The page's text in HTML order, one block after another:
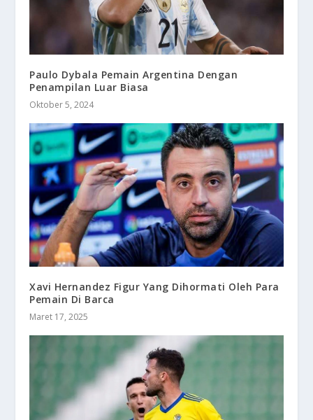
Paulo Dybala Pemain Argentina Dengan
Penampilan Luar Biasa
Oktober 5, 2024
Xavi Hernandez Figur Yang Dihormati Oleh Para
Pemain Di Barca
Maret 17, 2025